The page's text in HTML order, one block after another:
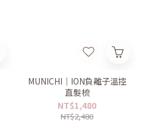
MUNICHI｜ION負離子溫控
直髮梳
NT$1,480
NT$2,480